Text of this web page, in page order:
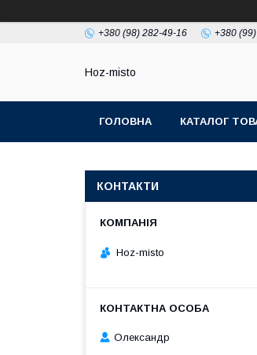
+380 (98) 282-49-16 +380
Hoz-misto
ГОЛОВНА КАТАЛОГ
КОНТАКТИ
Hoz-misto
Олександр